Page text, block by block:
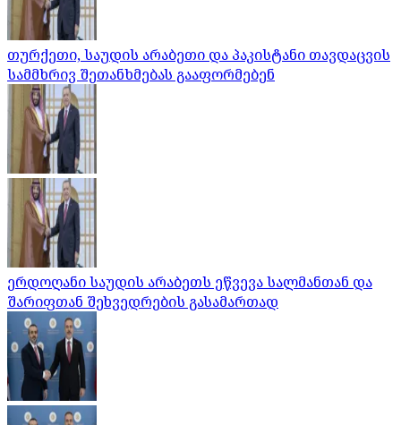
თურქეთი, საუდის არაბეთი და პაკისტანი თავდაცვის
სამმხრივ შეთანხმებას გააფორმებენ
ერდოღანი საუდის არაბეთს ეწვევა სალმანთან და
შარიფთან შეხვედრების გასამართად